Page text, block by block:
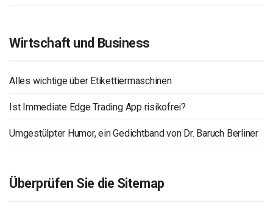
Wirtschaft und Business
Alles wichtige über Etikettiermaschinen
Ist Immediate Edge Trading App risikofrei?
Umgestülpter Humor, ein Gedichtband von Dr. Baruch Berliner
Überprüfen Sie die Sitemap